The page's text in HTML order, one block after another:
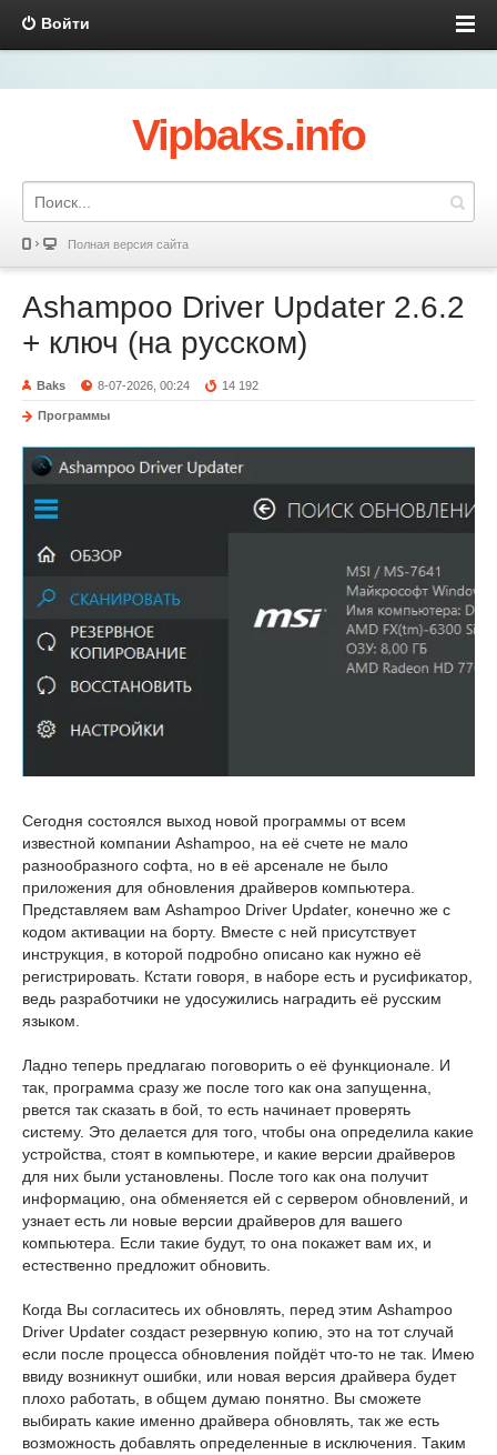
Войти
Vipbaks.info
Полная версия сайта
Ashampoo Driver Updater 2.6.2
+ ключ (на русском)
Baks 8-07-2026, 00:24 14 192
Программы
Сегодня состоялся выход новой программы от всем
известной компании Ashampoo, на её счете не мало
разнообразного софта, но в её арсенале не было
приложения для обновления драйверов компьютера.
Представляем вам Ashampoo Driver Updater, конечно же с
кодом активации на борту. Вместе с ней присутствует
инструкция, в которой подробно описано как нужно её
регистрировать. Кстати говоря, в наборе есть и русификатор,
ведь разработчики не удосужились наградить её русским
языком.
Ладно теперь предлагаю поговорить о её функционале. И
так, программа сразу же после того как она запущенна,
рвется так сказать в бой, то есть начинает проверять
систему. Это делается для того, чтобы она определила какие
устройства, стоят в компьютере, и какие версии драйверов
для них были установлены. После того как она получит
информацию, она обменяется ей с сервером обновлений, и
узнает есть ли новые версии драйверов для вашего
компьютера. Если такие будут, то она покажет вам их, и
естественно предложит обновить.
Когда Вы согласитесь их обновлять, перед этим Ashampoo
Driver Updater создаст резервную копию, это на тот случай
если после процесса обновления пойдёт что-то не так. Имею
ввиду возникнут ошибки, или новая версия драйвера будет
плохо работать, в общем думаю понятно. Вы сможете
выбирать какие именно драйвера обновлять, так же есть
возможность добавлять определенные в исключения. Таким